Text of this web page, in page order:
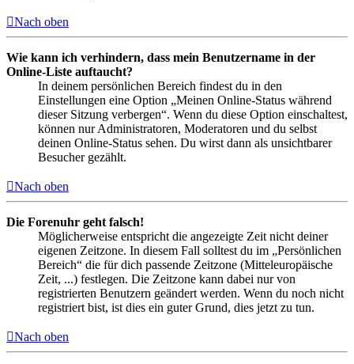
Nach oben
Wie kann ich verhindern, dass mein Benutzername in der
Online-Liste auftaucht?
In deinem persönlichen Bereich findest du in den
Einstellungen eine Option „Meinen Online-Status während
dieser Sitzung verbergen“. Wenn du diese Option einschaltest,
können nur Administratoren, Moderatoren und du selbst
deinen Online-Status sehen. Du wirst dann als unsichtbarer
Besucher gezählt.
Nach oben
Die Forenuhr geht falsch!
Möglicherweise entspricht die angezeigte Zeit nicht deiner
eigenen Zeitzone. In diesem Fall solltest du im „Persönlichen
Bereich“ die für dich passende Zeitzone (Mitteleuropäische
Zeit, ...) festlegen. Die Zeitzone kann dabei nur von
registrierten Benutzern geändert werden. Wenn du noch nicht
registriert bist, ist dies ein guter Grund, dies jetzt zu tun.
Nach oben